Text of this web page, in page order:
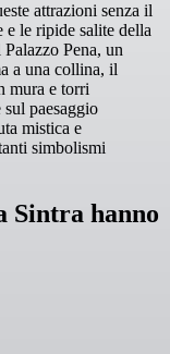
attrazioni senza il
le ripide salite della
Pena, un
a una collina, il
mura e torri
paesaggio
mistica e
simbolismi
Sintra hanno